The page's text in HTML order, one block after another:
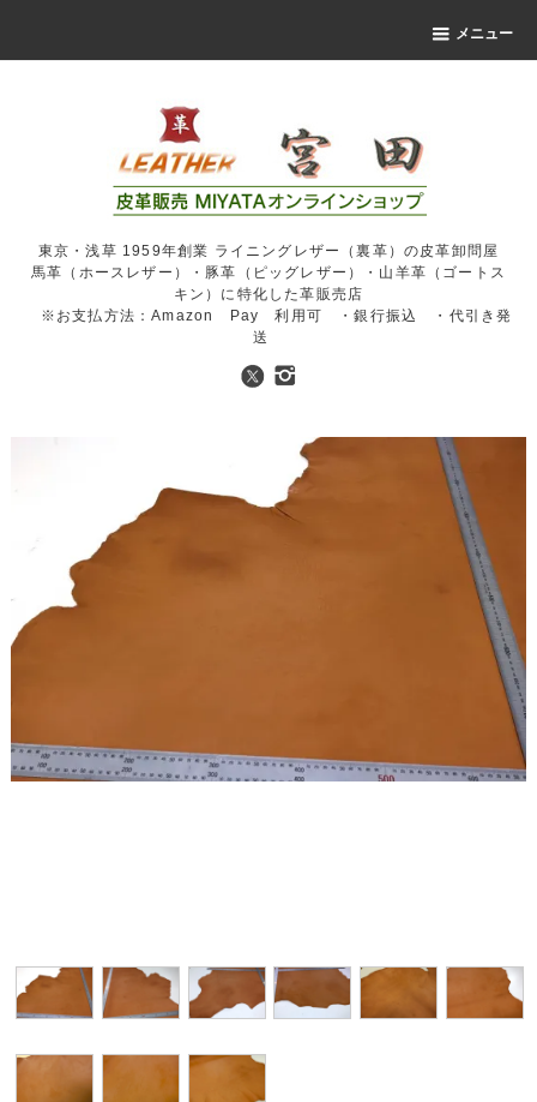
メニュー
東京・浅草 1959年創業 ライニングレザー（裏革）の皮革卸問屋
馬革（ホースレザー）・豚革（ピッグレザー）・山羊革（ゴートス
キン）に特化した革販売店
※お支払方法：Amazon Pay 利用可 ・銀行振込 ・代引き発
送